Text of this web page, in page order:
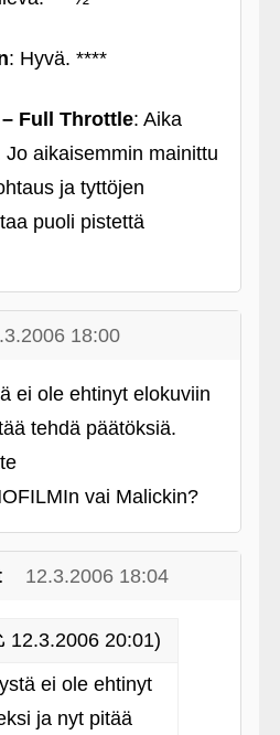
: Hyvä. ****
Full Throttle: Aika
Jo aikaisemmin mainittu
ja tyttöjen
puoli pistettä
18:00
ei ole ehtinyt elokuviin
tehdä päätöksiä.
vai Malickin?
12.3.2006 18:04
12.3.2006 20:01)
ei ole ehtinyt
ja nyt pitää